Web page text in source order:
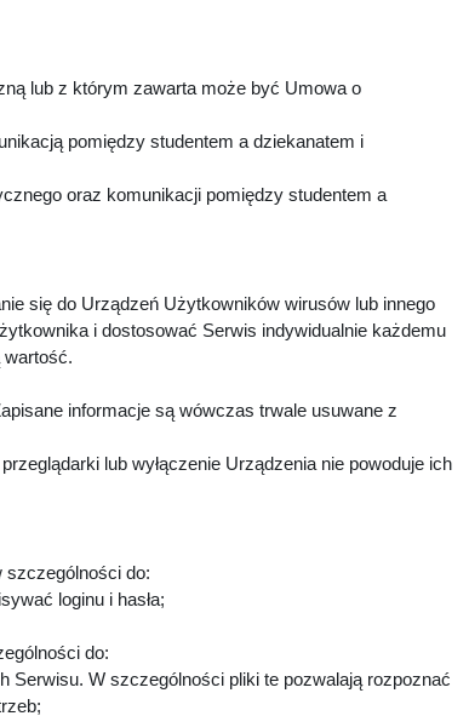
lub z którym zawarta może być Umowa o
pomiędzy studentem a dziekanatem i
oraz komunikacji pomiędzy studentem a
się do Urządzeń Użytkowników wirusów lub innego
i dostosować Serwis indywidualnie każdemu
informacje są wówczas trwale usuwane z
lub wyłączenie Urządzenia nie powoduje ich
szczególności do:
loginu i hasła;
do:
W szczególności pliki te pozwalają rozpoznać